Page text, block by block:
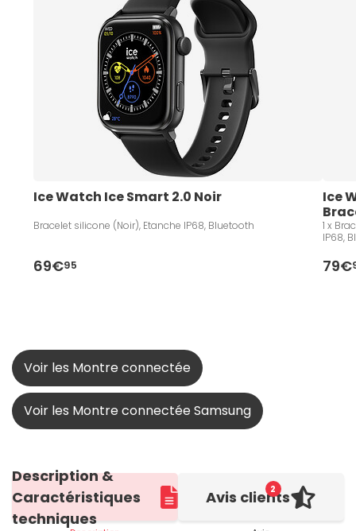
Ice Watch Ice Smart 2.0 Noir
Bracelet silicone (Noir), Etanche IP68, Bluetooth
69€95
Ice
1 x
IP68,
79€
Voir les Montre connectée
Voir les Montre connectée Samsung
Description &
Caractéristiques
techniques
2
Avis clients